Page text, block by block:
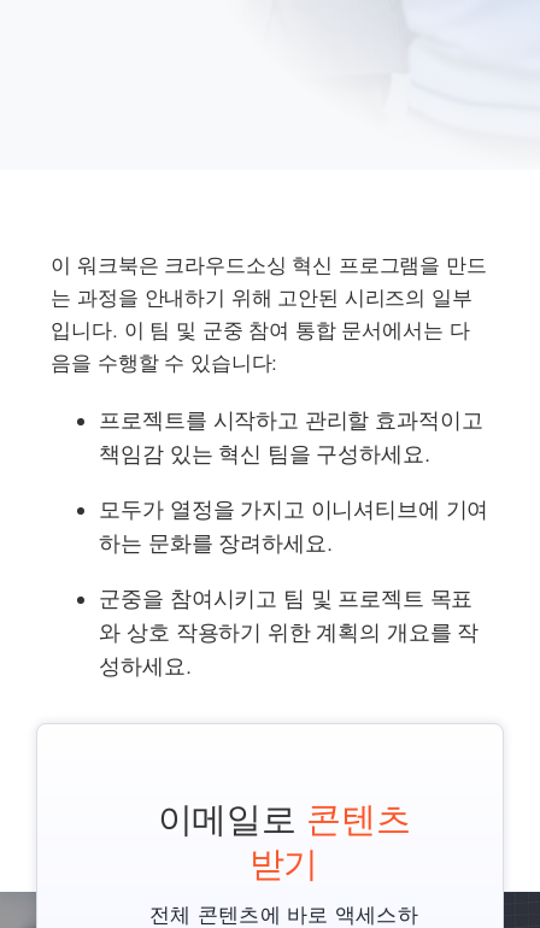
이 워크북은 크라우드소싱 혁신 프로그램을 만드
는 과정을 안내하기 위해 고안된 시리즈의 일부
입니다. 이 팀 및 군중 참여 통합 문서에서는 다
음을 수행할 수 있습니다:
프로젝트를 시작하고 관리할 효과적이고
책임감 있는 혁신 팀을 구성하세요.
모두가 열정을 가지고 이니셔티브에 기여
하는 문화를 장려하세요.
군중을 참여시키고 팀 및 프로젝트 목표
와 상호 작용하기 위한 계획의 개요를 작
성하세요.
이메일로 콘텐츠
받기
전체 콘텐츠에 바로 액세스하